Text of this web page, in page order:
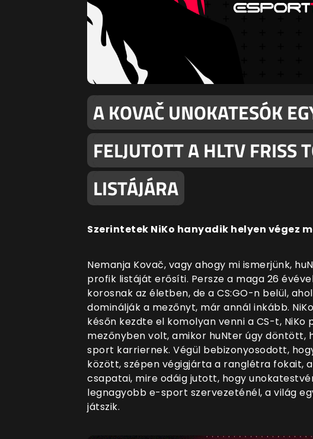
A KOVAČ UNOKATESÓK
FELJUTOTT A HLTV FRISS
LISTÁJÁRA
Szerintetek NiKo hanyadik helyen végez
Nemanja Kovač, vagy ahogy mi ismerjünk,
profik listáját erősíti. Persze a maga 26
korosnak az életben, de a CS:GO-n belül,
dominálják a mezőnyt, már annál inkább.
későn kezdte el komolyan venni a CS-t,
mezőnyben volt, amikor huNter úgy döntött,
sport karriernek. Végül bebizonyosodott,
között, szépen végigjárta a ranglétra fokait,
csapatai, mire odáig jutott, hogy
legnagyobb e-sport szervezeténél, a világ
játszik.